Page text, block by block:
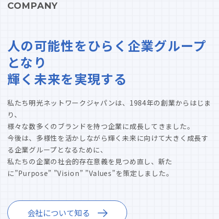
COMPANY
人の可能性をひらく企業グループ
となり
輝く未来を実現する
私たち明光ネットワークジャパンは、1984年の創業からはじま
り、
様々な数多くのブランドを持つ企業に成長してきました。
今後は、多様性を活かしながら輝く未来に向けて大きく成長す
る企業グループとなるために、
私たちの企業の社会的存在意義を見つめ直し、新た
に”Purpose” ”Vision” ”Values”を策定しました。
会社について知る